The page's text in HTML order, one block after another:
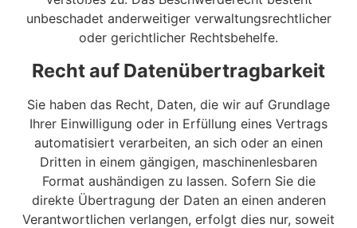
unbeschadet anderweitiger verwaltungsrechtlicher
oder gerichtlicher Rechtsbehelfe.
Recht auf Daten­übertrag­barkeit
Sie haben das Recht, Daten, die wir auf Grundlage
Ihrer Einwilligung oder in Erfüllung eines Vertrags
automatisiert verarbeiten, an sich oder an einen
Dritten in einem gängigen, maschinenlesbaren
Format aushändigen zu lassen. Sofern Sie die
direkte Übertragung der Daten an einen anderen
Verantwortlichen verlangen, erfolgt dies nur, soweit